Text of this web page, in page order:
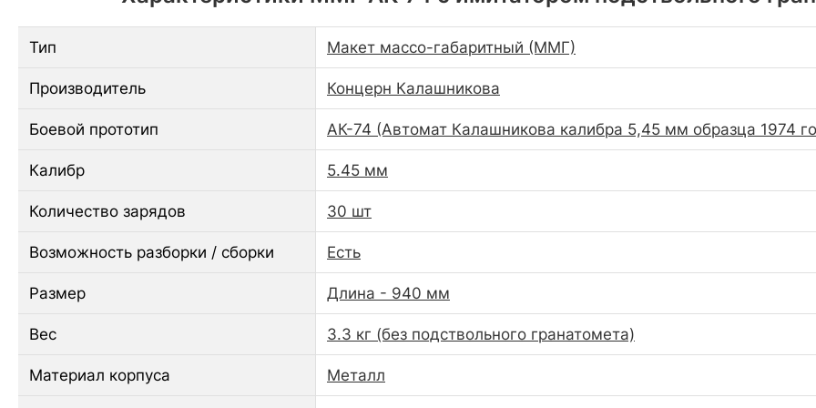
Тип Макет массо-габаритный (ММГ)
Производитель Концерн Калашникова
Боевой прототип АК-74 (Автомат Калашникова калибра 5,45 мм образца 1974
Калибр 5.45 мм
Количество зарядов 30 шт
Возможность разборки / сборки Есть
Размер Длина - 940 мм
Вес 3.3 кг (без подствольного гранатомета)
Материал корпуса Металл